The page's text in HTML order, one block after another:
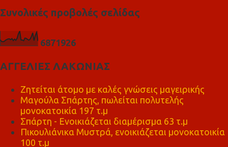
Συνολικές προβολές σελίδας
6871926
ΑΓΓΕΛΙΕΣ ΛΑΚΩΝΙΑΣ
Ζητείται άτομο με καλές γνώσεις μαγειρικής
Μαγούλα Σπάρτης, πωλείται πολυτελής
μονοκατοικία 197 τ.μ
Σπάρτη - Ενοικιάζεται διαμέρισμα 63 τ.μ
Πικουλιάνικα Μυστρά, ενοικιάζεται μονοκατοικία
100 τ.μ